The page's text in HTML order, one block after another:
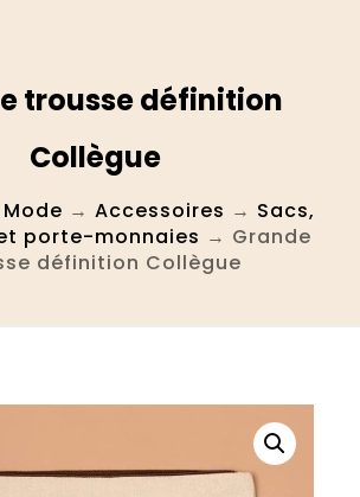
trousse définition
Collègue
Mode → Accessoires → Sacs,
porte-monnaies → Grande
définition Collègue